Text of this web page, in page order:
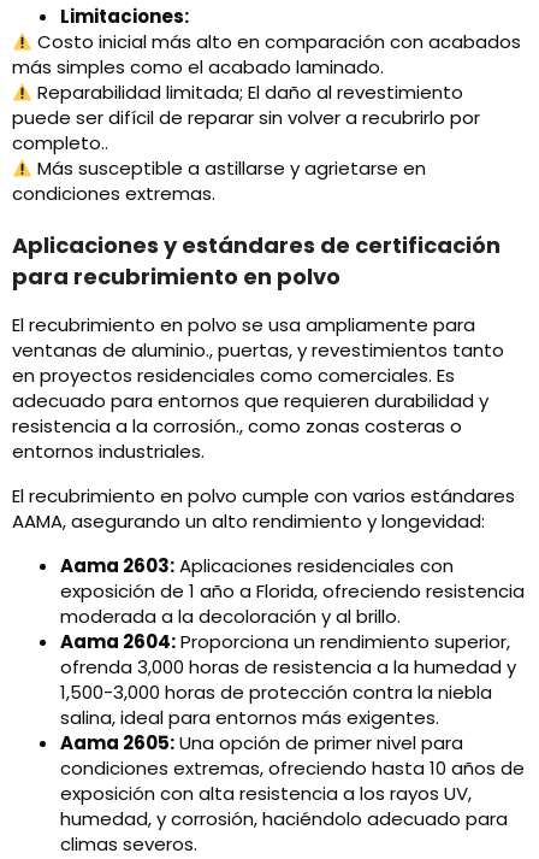
Limitaciones:
Costo inicial más alto en comparación con acabados
más simples como el acabado laminado.
Reparabilidad limitada; El daño al revestimiento
puede ser difícil de reparar sin volver a recubrirlo por
completo..
Más susceptible a astillarse y agrietarse en
condiciones extremas.
Aplicaciones y estándares de certificación
para recubrimiento en polvo
El recubrimiento en polvo se usa ampliamente para
ventanas de aluminio., puertas, y revestimientos tanto
en proyectos residenciales como comerciales. Es
adecuado para entornos que requieren durabilidad y
resistencia a la corrosión., como zonas costeras o
entornos industriales.
El recubrimiento en polvo cumple con varios estándares
AAMA, asegurando un alto rendimiento y longevidad:
Aama 2603:Aplicaciones residenciales con
exposición de 1 año a Florida, ofreciendo resistencia
moderada a la decoloración y al brillo.
Aama 2604:Proporciona un rendimiento superior,
ofrenda 3,000 horas de resistencia a la humedad y
1,500-3,000 horas de protección contra la niebla
salina, ideal para entornos más exigentes.
Aama 2605:Una opción de primer nivel para
condiciones extremas, ofreciendo hasta 10 años de
exposición con alta resistencia a los rayos UV,
humedad, y corrosión, haciéndolo adecuado para
climas severos.